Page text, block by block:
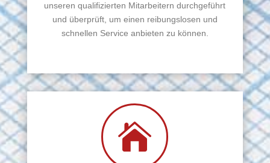
unseren qualifizierten Mitarbeitern durchgeführt
und überprüft, um einen reibungslosen und
schnellen Service anbieten zu können.
